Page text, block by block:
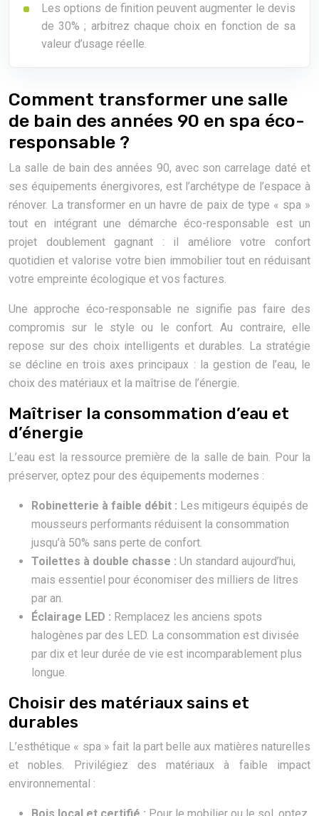
Les options de finition peuvent augmenter le devis
de 30% ; arbitrez chaque choix en fonction de sa
valeur d’usage réelle.
Comment transformer une salle
de bain des années 90 en spa éco-
responsable ?
La salle de bain des années 90, avec son carrelage daté et
ses équipements énergivores, est l’archétype de l’espace à
rénover. La transformer en un havre de paix de type « spa »
tout en intégrant une démarche éco-responsable est un
projet doublement gagnant : il améliore votre confort
quotidien et valorise votre bien immobilier tout en réduisant
votre empreinte écologique et vos factures.
Une approche éco-responsable ne signifie pas faire des
compromis sur le style ou le confort. Au contraire, elle
repose sur des choix intelligents et durables. La stratégie
se décline en trois axes principaux : la gestion de l’eau, le
choix des matériaux et la maîtrise de l’énergie.
Maîtriser la consommation d’eau et
d’énergie
L’eau est la ressource première de la salle de bain. Pour la
préserver, optez pour des équipements modernes :
Robinetterie à faible débit : Les mitigeurs équipés de
mousseurs performants réduisent la consommation
jusqu’à 50% sans perte de confort.
Toilettes à double chasse : Un standard aujourd’hui,
mais essentiel pour économiser des milliers de litres
par an.
Éclairage LED : Remplacez les anciens spots
halogènes par des LED. La consommation est divisée
par dix et leur durée de vie est incomparablement plus
longue.
Choisir des matériaux sains et
durables
L’esthétique « spa » fait la part belle aux matières naturelles
et nobles. Privilégiez des matériaux à faible impact
environnemental :